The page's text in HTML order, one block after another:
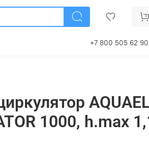
+7 800 505 62 90
1000, h.max